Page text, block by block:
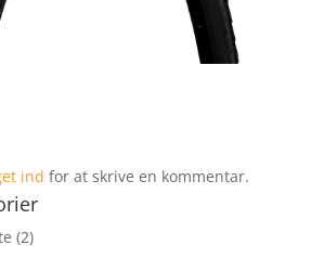
ind for at skrive en kommentar.
(2)